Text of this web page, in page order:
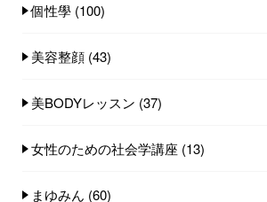
個性學 (100)
美容整顔 (43)
美BODYレッスン (37)
女性のための社会学講座 (13)
まゆみん (60)